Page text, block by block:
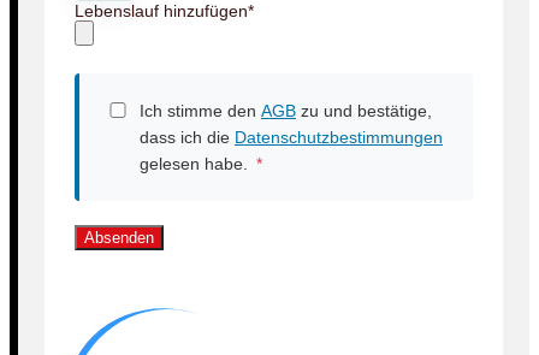
Lebenslauf hinzufügen*
Ich stimme den AGB zu und bestätige,
dass ich die Datenschutzbestimmungen
gelesen habe. *
Absenden